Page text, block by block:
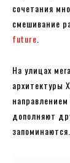
сочетания
смешивание
future
На улицах
архитектуры
дополняют
запоминаются.